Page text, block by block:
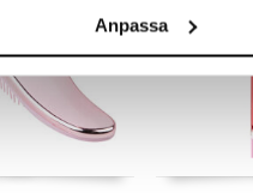
Anpassa